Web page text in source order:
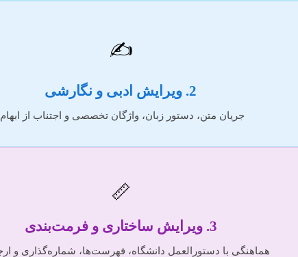
✍️
2. ویرایش ادبی و نگارشی
جریان متن، دستور زبان، واژگان تخصصی و اجتناب از
📏
3. ویرایش ساختاری و فرمت‌بندی
هماهنگی با دستورالعمل دانشگاه، فهرست‌ها، شماره‌گذاری و